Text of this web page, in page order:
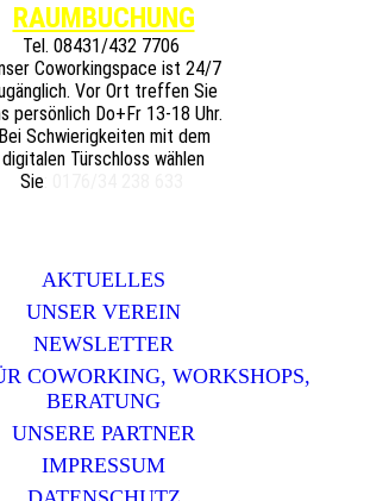
RAUMBUCHUNG
Tel. 08431/432 7706
Coworkingspace ist 24/7
Vor Ort treffen Sie
persönlich Do+Fr 13-18 Uhr.
Bei Schwierigkeiten mit dem
digitalen Türschloss wählen
Sie: 0176/34 238 633
AKTUELLES
UNSER VEREIN
NEWSLETTER
COWORKING, WORKSHOPS,
BERATUNG
UNSERE PARTNER
IMPRESSUM